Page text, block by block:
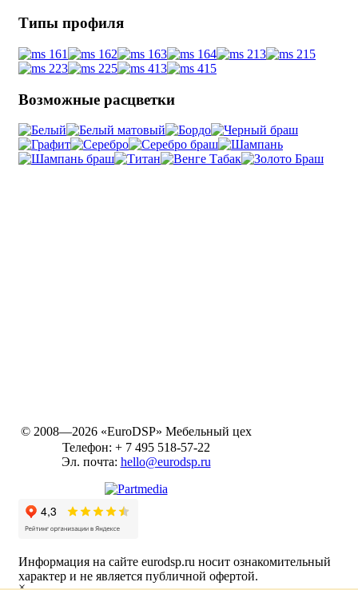
Типы профиля
Возможные расцветки
© 2008—2026 «EuroDSP» Мебельный цех
Телефон: + 7 495 518-57-22
Эл. почта: hello@eurodsp.ru
Информация на сайте eurodsp.ru носит ознакомительный
характер и не является публичной офертой.
×